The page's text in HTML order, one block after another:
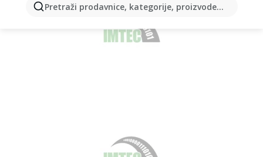
Pretraži prodavnice, kategorije, proizvode...